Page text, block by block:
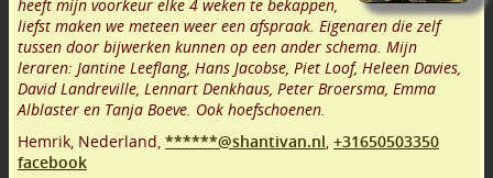
heeft mijn voorkeur elke 4 weken te bekappen,
liefst maken we meteen weer een afspraak. Eigenaren die zelf
tussen door bijwerken kunnen op een ander schema. Mijn
leraren: Jantine Leeflang, Hans Jacobse, Piet Loof, Heleen Davies,
David Landreville, Lennart Denkhaus, Peter Broersma, Emma
Alblaster en Tanja Boeve. Ook hoefschoenen.
Hemrik, Nederland, ******@shantivan.nl, +31650503350
facebook